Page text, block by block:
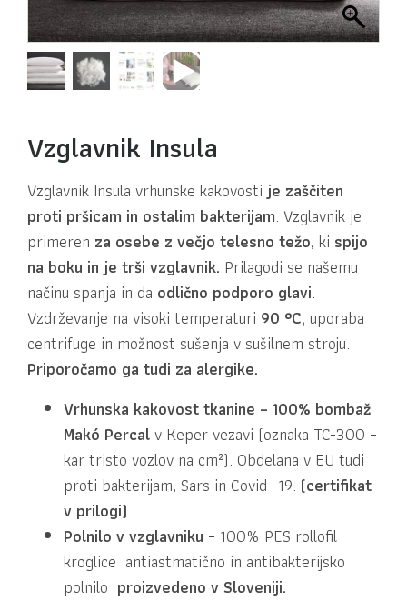
Vzglavnik Insula
Vzglavnik Insula vrhunske kakovostije zaščiten
proti pršicam in ostalim bakterijam. Vzglavnik je
primeren za osebe z večjo telesno težo, ki spijo
na boku in je trši vzglavnik. Prilagodi se našemu
načinu spanja in da odlično podporo glavi.
Vzdrževanje na visoki temperaturi 90 °C, uporaba
centrifuge in možnost sušenja v sušilnem stroju.
Priporočamo ga tudi za alergike.
Vrhunska kakovost tkanine – 100% bombaž
Makó Percalv Keper vezavi (oznaka TC-300 –
kar tristo vozlov na cm²). Obdelana v EU tudi
proti bakterijam, Sars in Covid -19. (certifikat
v prilogi)
Polnilo v vzglavniku – 100% PES rollofil
kroglice antiastmatično in antibakterijsko
polnilo proizvedeno v Sloveniji.